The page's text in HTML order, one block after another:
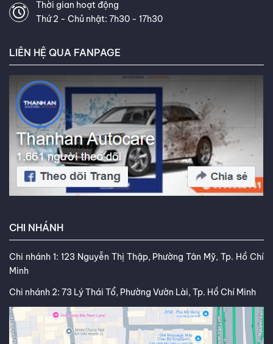
tạp về lốp xe một cách dễ hiểu
ứng chính xác nhu cầu và ngân
sách của bạn. Kết nối với tôi trên
Facebook,TikTok, Youtube ,
Thời gian hoạt động
Thứ 2 - Chủ nhật: 7h30 - 17h30
LIÊN HỆ QUA FANPAGE
CHI NHÁNH
Chi nhánh 1: 123 Nguyễn Thị Thập, Phường Tân Mỹ, Tp. Hồ Chí
Minh
Chi nhánh 2: 73 Lý Thái Tổ, Phường Vườn Lài, Tp. Hồ Chí Minh